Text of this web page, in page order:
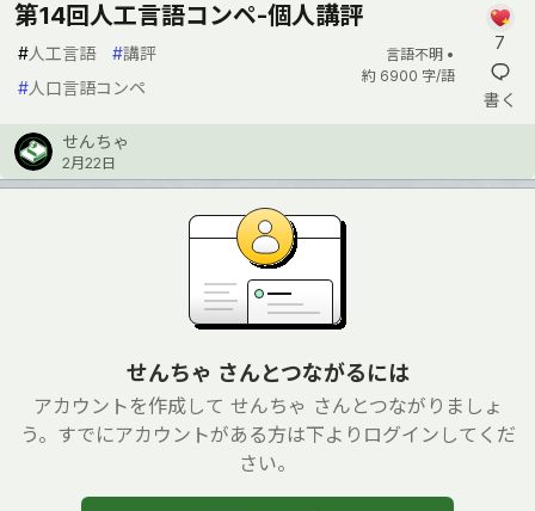
第14回人工言語コンペ-個人講評
#人工言語 #講評
#人口言語コンペ
言語不明 •
約 6900 字/語
7
書く
せんちゃ
2月22日
せんちゃ さんとつながるには
アカウントを作成して せんちゃ さんとつながりましょ
う。すでにアカウントがある方は下よりログインしてくだ
さい。